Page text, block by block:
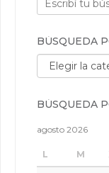
BÚSQUEDA
Búsqueda por
BÚSQUEDA
agosto 2026
L M